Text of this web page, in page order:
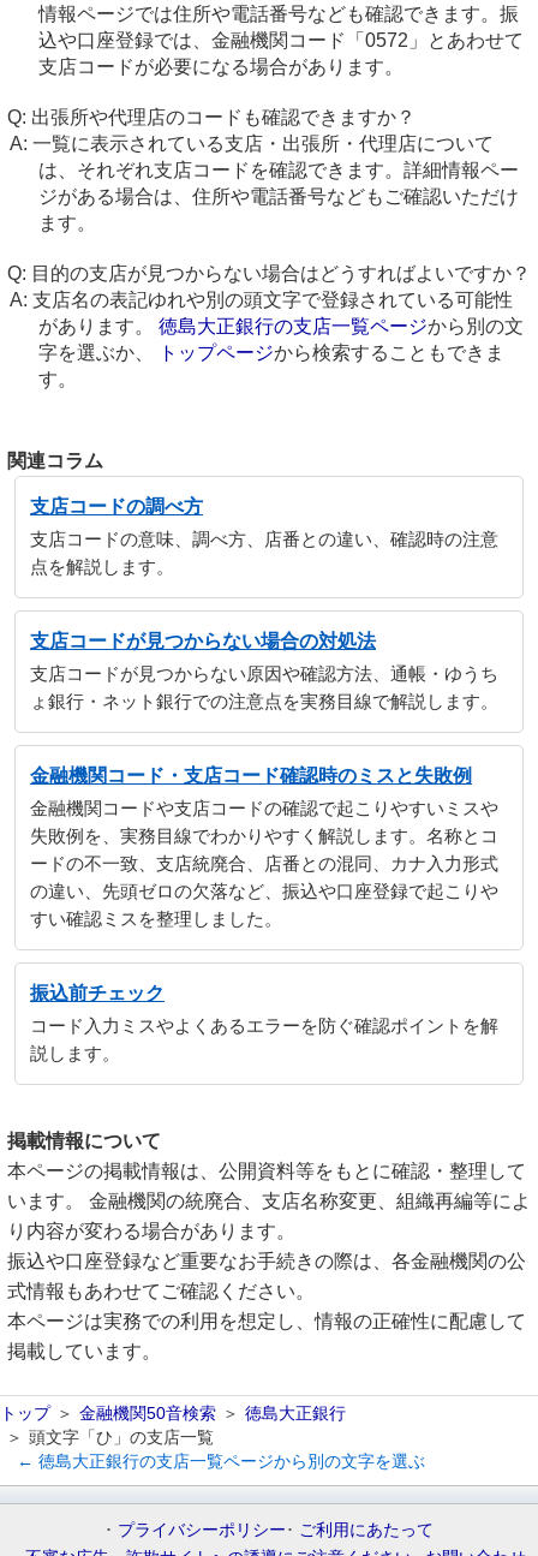
情報ページでは住所や電話番号なども確認できます。振
込や口座登録では、金融機関コード「0572」とあわせて
支店コードが必要になる場合があります。
出張所や代理店のコードも確認できますか？
一覧に表示されている支店・出張所・代理店について
は、それぞれ支店コードを確認できます。詳細情報ペー
ジがある場合は、住所や電話番号などもご確認いただけ
ます。
目的の支店が見つからない場合はどうすればよいですか？
支店名の表記ゆれや別の頭文字で登録されている可能性
があります。 徳島大正銀行の支店一覧ページから別の文
字を選ぶか、
トップページから検索することもできま
す。
関連コラム
支店コードの調べ方
支店コードの意味、調べ方、店番との違い、確認時の注意
点を解説します。
支店コードが見つからない場合の対処法
支店コードが見つからない原因や確認方法、通帳・ゆうち
ょ銀行・ネット銀行での注意点を実務目線で解説します。
金融機関コード・支店コード確認時のミスと失敗例
金融機関コードや支店コードの確認で起こりやすいミスや
失敗例を、実務目線でわかりやすく解説します。名称とコ
ードの不一致、支店統廃合、店番との混同、カナ入力形式
の違い、先頭ゼロの欠落など、振込や口座登録で起こりや
すい確認ミスを整理しました。
振込前チェック
コード入力ミスやよくあるエラーを防ぐ確認ポイントを解
説します。
掲載情報について
本ページの掲載情報は、公開資料等をもとに確認・整理して
います。 金融機関の統廃合、支店名称変更、組織再編等によ
り内容が変わる場合があります。
振込や口座登録など重要なお手続きの際は、各金融機関の公
式情報もあわせてご確認ください。
本ページは実務での利用を想定し、情報の正確性に配慮して
掲載しています。
トップ 金融機関50音検索
徳島大正銀行
頭文字「ひ」の支店一覧
← 徳島大正銀行の支店一覧ページから別の文字を選ぶ
プライバシーポリシー
ご利用にあたって